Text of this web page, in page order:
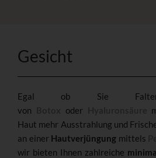
Gesicht
Egal ob Sie
von
oder
Haut mehr Ausstrahlung und
an einer Hautverjüngung mittels
wir bieten Ihnen zahlreiche